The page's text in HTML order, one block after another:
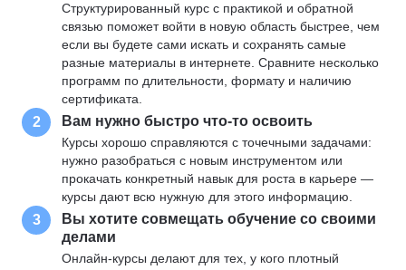
Структурированный курс с практикой и обратной
связью поможет войти в новую область быстрее, чем
если вы будете сами искать и сохранять самые
разные материалы в интернете. Сравните несколько
программ по длительности, формату и наличию
сертификата.
2 Вам нужно быстро что-то освоить
Курсы хорошо справляются с точечными задачами:
нужно разобраться с новым инструментом или
прокачать конкретный навык для роста в карьере —
курсы дают всю нужную для этого информацию.
3
Вы хотите совмещать обучение со своими
делами
Онлайн-курсы делают для тех, у кого плотный